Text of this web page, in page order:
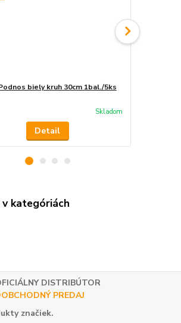
biely kruh 30cm 1bal./5ks
Skladom
Detail
kategóriách
DISTRIBÚTOR
PREDAJ
značiek.